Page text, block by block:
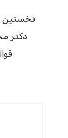
نخستین
دکتر